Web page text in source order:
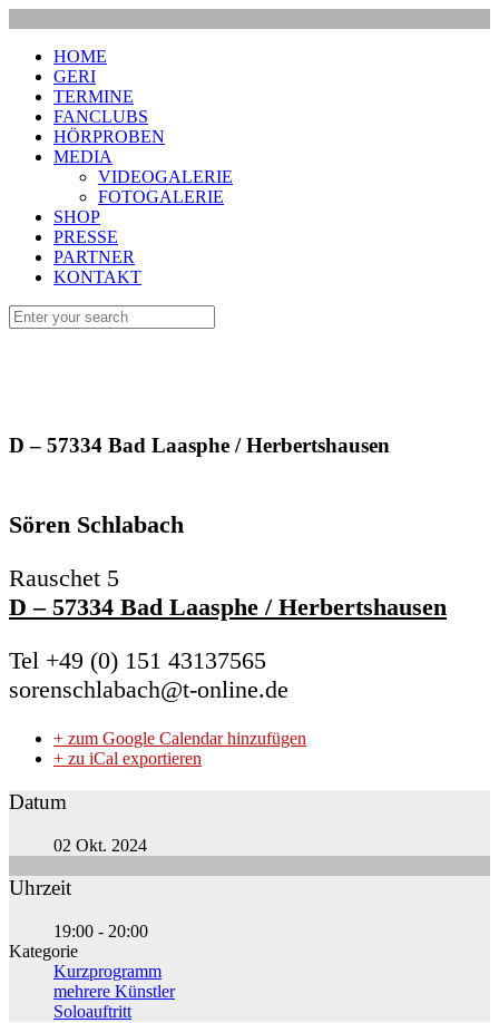
HOME
GERI
TERMINE
FANCLUBS
HÖRPROBEN
MEDIA
VIDEOGALERIE
FOTOGALERIE
SHOP
PRESSE
PARTNER
KONTAKT
D – 57334 Bad Laasphe / Herbertshausen
Sören Schlabach
Rauschet 5
D – 57334 Bad Laasphe / Herbertshausen
Tel +49 (0) 151 43137565
sorenschlabach@t-online.de
+ zum Google Calendar hinzufügen
+ zu iCal exportieren
Datum
02 Okt. 2024
Uhrzeit
19:00 - 20:00
Kategorie
Kurzprogramm
mehrere Künstler
Soloauftritt